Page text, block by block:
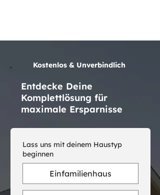
Entdecke Deine
Komplettlösung für
maximale Ersparnisse
Lass uns mit deinem Haustyp
beginnen
Einfamilienhaus
Kostenlos & Unverbindlich